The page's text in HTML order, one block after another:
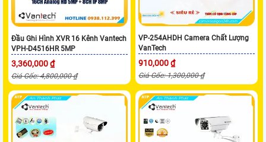
Đầu Ghi Hình XVR 16 Kênh Vantech
VPH-D4516HR 5MP
3,360,000 ₫
Giá Gốc: 4,800,000 ₫
VP-254AHDH Camera Chất Lượng
VanTech
910,000 ₫
Giá Gốc: 1,300,000 ₫